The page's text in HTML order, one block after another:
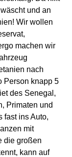
t und an
! Wir wollen
machen wir
nach
Person knapp 5
des Senegal,
Primaten und
fast ins Auto,
mit
die großen
kann auf